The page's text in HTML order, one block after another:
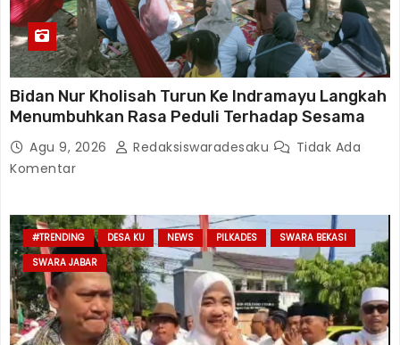
Bidan Nur Kholisah Turun Ke Indramayu Langkah
Menumbuhkan Rasa Peduli Terhadap Sesama
Agu 9, 2026 Redaksiswaradesaku
Tidak Ada
Komentar
#TRENDING DESA KU NEWS PILKADES
SWARA BEKASI
SWARA JABAR